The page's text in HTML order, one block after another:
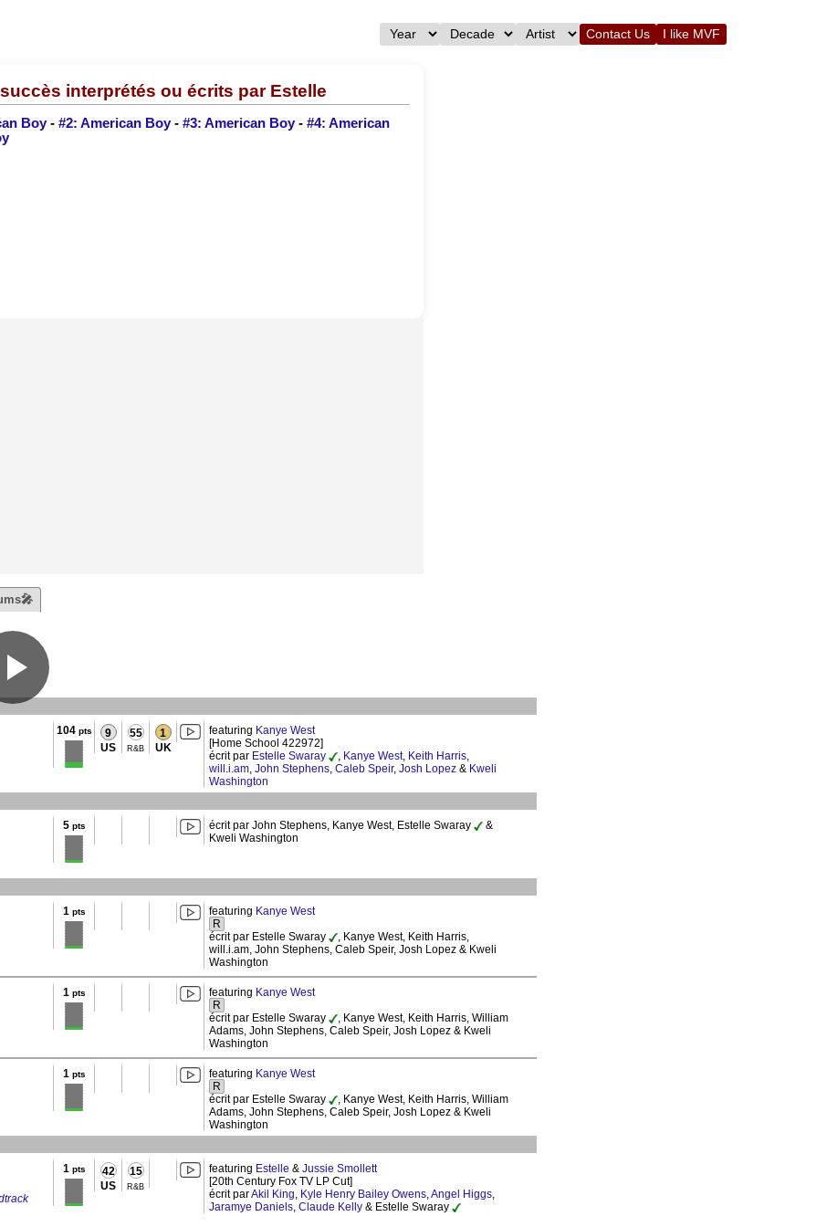
Contact Us I like MVF
interprétés ou écrits par Estelle
Boy - #2: American Boy - #3: American Boy - #4: American
104pts 9
US
55
R&B
1
UK
featuring Kanye West
[Home School 422972]
écrit par Estelle Swaray , Kanye West, Keith Harris,
will.i.am, John Stephens, Caleb Speir, Josh Lopez & Kweli
Washington
5pts écrit par John Stephens, Kanye West, Estelle Swaray
&
Kweli Washington
1 pts featuring Kanye West
R
écrit par Estelle Swaray
, Kanye West, Keith Harris,
will.i.am, John Stephens, Caleb Speir, Josh Lopez & Kweli
Washington
1 pts featuring Kanye West
R
écrit par Estelle Swaray
, Kanye West, Keith Harris, William
Adams, John Stephens, Caleb Speir, Josh Lopez & Kweli
Washington
1 pts featuring Kanye West
R
écrit par Estelle Swaray
, Kanye West, Keith Harris, William
Adams, John Stephens, Caleb Speir, Josh Lopez & Kweli
Washington
1 pts 42
US
15
R&B
featuring Estelle & Jussie Smollett
[20th Century Fox TV LP Cut]
écrit parAkil King, Kyle Henry Bailey Owens,Angel Higgs,
Jaramye Daniels, Claude Kelly & Estelle Swaray